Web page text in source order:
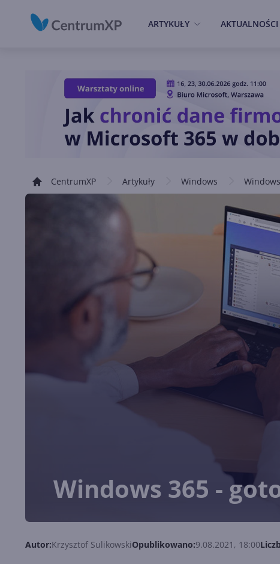
ARTYKUŁY AKTUALNOŚCI
CentrumXP Artykuły Windows
Windows 365 -
Autor:Krzysztof SulikowskiOpublikowano:9.08.2021, 18:00